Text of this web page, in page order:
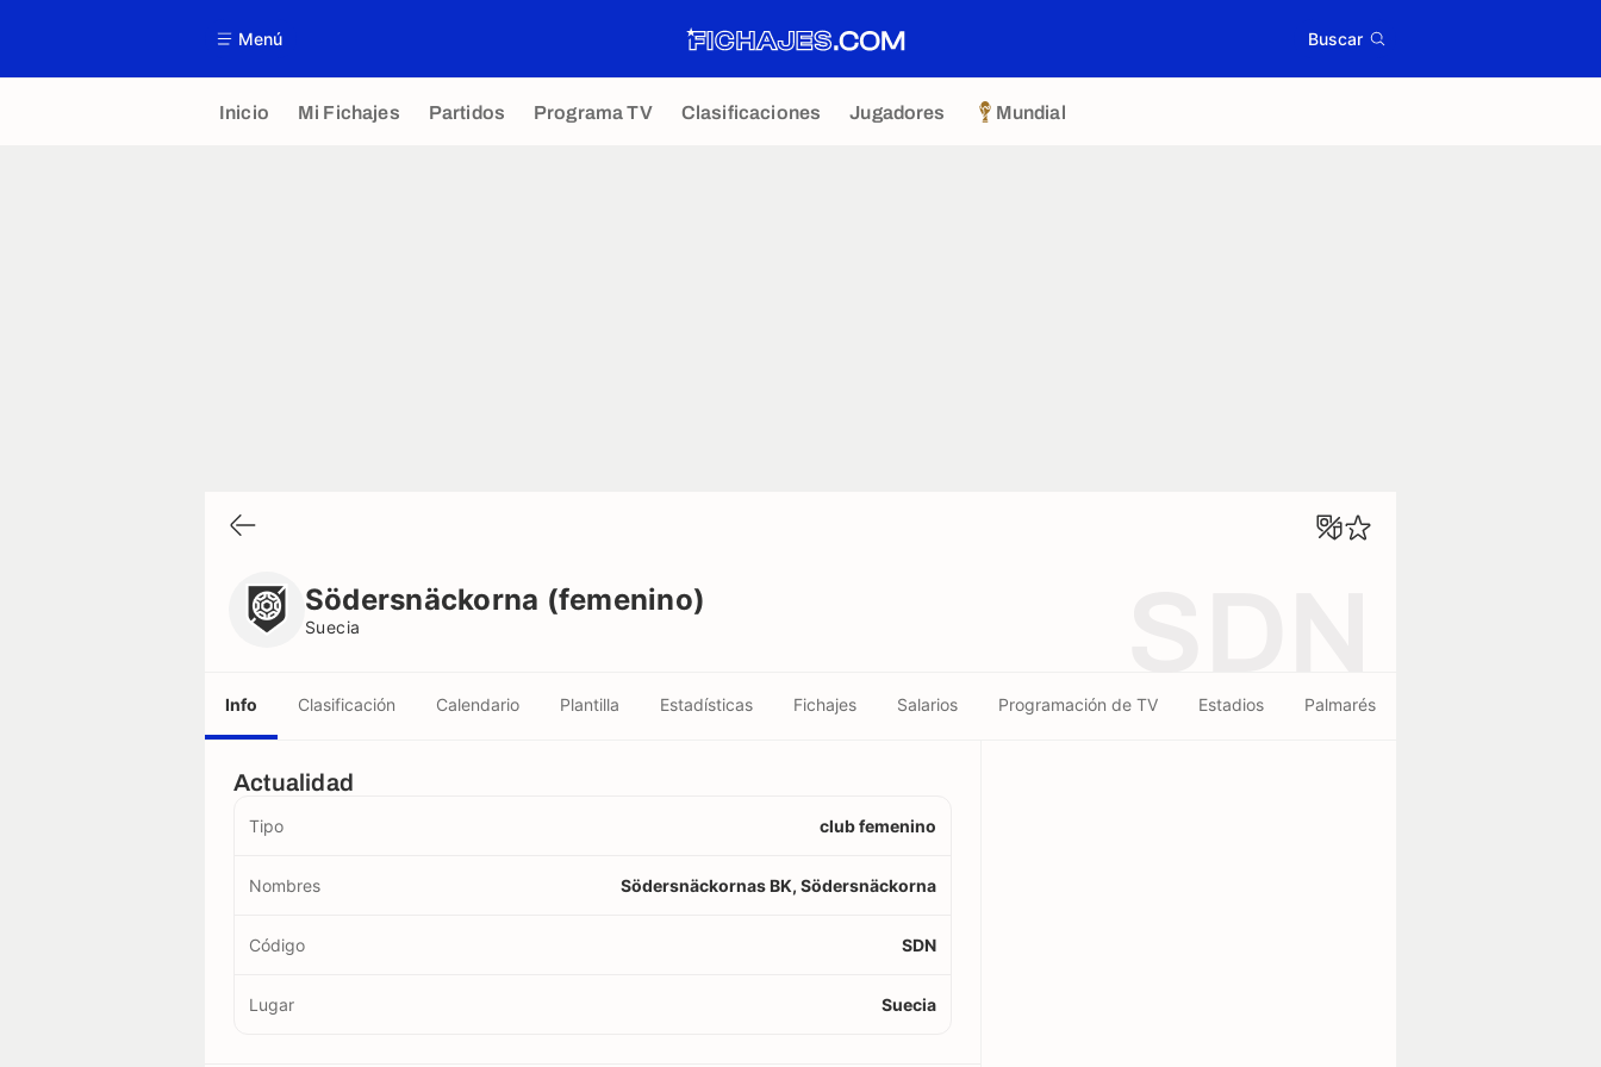
Menú Buscar
Inicio Mi Fichajes Partidos Programa TV Clasificaciones Jugadores Mundial
Södersnäckorna (femenino)
Suecia
Info Clasificación Calendario Plantilla Estadísticas Fichajes Salarios Programación de TV Estadios Palmarés
Actualidad
Tipo club femenino
Nombres Södersnäckornas BK, Södersnäckorna
Código SDN
Lugar Suecia